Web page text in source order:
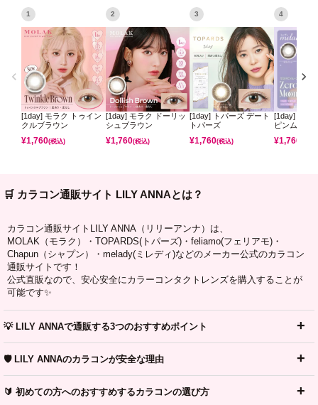
1
[1day] モラク トゥイン
クルブラウン
¥1,760(税込)
2
[1day] モラク ドーリッ
シュブラウン
¥1,760(税込)
3
[1day] トパーズ デート
トパーズ
¥1,760(税込)
4
[1day] ミレ
ピンムーン
¥1,760
🛒 カラコン通販サイト LILY ANNAとは？
カラコン通販サイトLILY ANNA（リリーアンナ）は、
MOLAK（モラク）・TOPARDS(トパーズ)・feliamo(フェリアモ)・
Chapun（シャプン）・melady(ミレディ)などのメーカー公式のカラコン
通販サイトです！
公式直販なので、安心安全にカラーコンタクトレンズを購入することが
可能です✨
💡 LILY ANNAで通販する3つのおすすめポイント
🛡️ LILY ANNAのカラコンが安全な理由
🔰 初めての方へのおすすめするカラコンの選び方